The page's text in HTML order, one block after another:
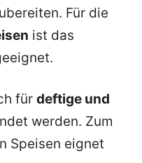
Für die
ist das
für deftige und
werden. Zum
Speisen eignet